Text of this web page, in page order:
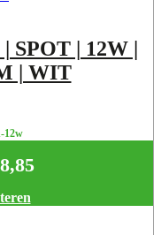
SPOT | 12W |
| WIT
12w
8,85